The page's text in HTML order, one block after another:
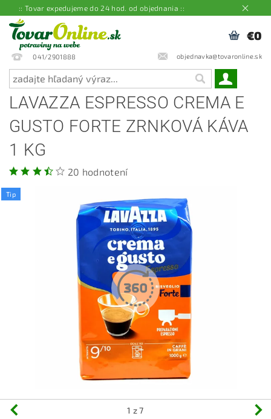
:: Tovar expedujeme do 24 hod. od objednania ::
041/2901888 objednavka@tovaronline.sk
€0
LAVAZZA ESPRESSO CREMA E
GUSTO FORTE ZRNKOVÁ KÁVA
1 KG
20 hodnotení
Tip
1 z 7